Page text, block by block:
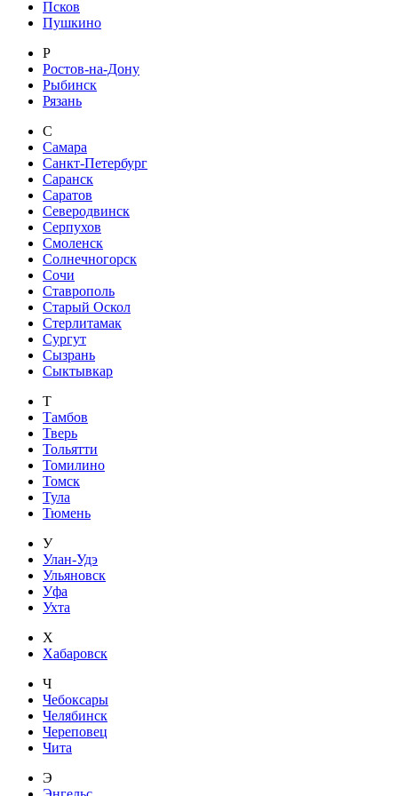
Псков
Пушкино
Р
Ростов-на-Дону
Рыбинск
Рязань
С
Самара
Санкт-Петербург
Саранск
Саратов
Северодвинск
Серпухов
Смоленск
Солнечногорск
Сочи
Ставрополь
Старый Оскол
Стерлитамак
Сургут
Сызрань
Сыктывкар
Т
Тамбов
Тверь
Тольятти
Томилино
Томск
Тула
Тюмень
У
Улан-Удэ
Ульяновск
Уфа
Ухта
Х
Хабаровск
Ч
Чебоксары
Челябинск
Череповец
Чита
Э